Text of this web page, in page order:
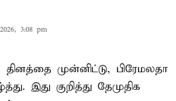
3:08 pm
தினத்தை முன்னிட்டு, பிரேமலதா
இது குறித்து தேமுதிக